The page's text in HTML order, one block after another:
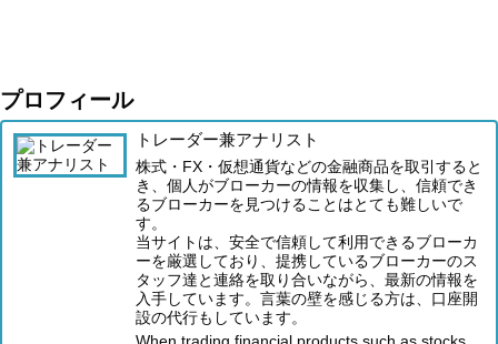
プロフィール
トレーダー兼アナリスト
株式・FX・仮想通貨などの金融商品を取引すると
き、個人がブローカーの情報を収集し、信頼でき
るブローカーを見つけることはとても難しいで
す。
当サイトは、安全で信頼して利用できるブローカ
ーを厳選しており、提携しているブローカーのス
タッフ達と連絡を取り合いながら、最新の情報を
入手しています。言葉の壁を感じる方は、口座開
設の代行もしています。